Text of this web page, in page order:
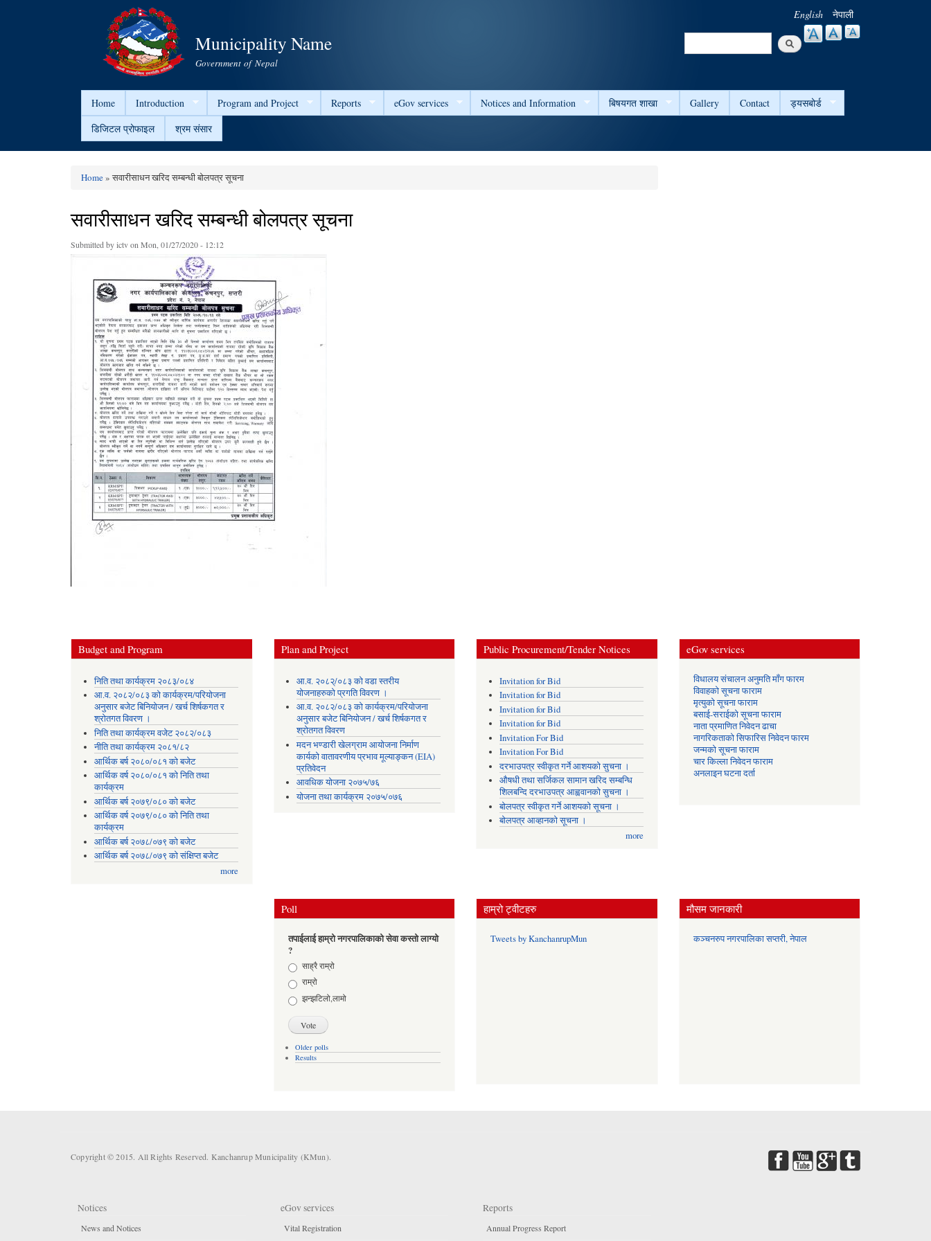
Municipality Name
Government of Nepal
English नेपाली
Search
Home Introduction Program and Project Reports eGov services Notices and Information बिषयगत शाखा Gallery Contact
ड्यसबोर्ड
डिजिटल प्रोफाइल
श्रम संसार
Home» सवारीसाधन खरिद सम्बन्धी बोलपत्र सूचना
सवारीसाधन खरिद सम्बन्धी बोलपत्र सूचना
Submitted byictvon Mon, 01/27/2020 - 12:12
Budget and Program
निति तथा कार्यक्रम २०८३/०८४
आ.व. २०८२/०८३ को कार्यक्रम/परियोजना
अनुसार बजेट बिनियोजन / खर्च शिर्षकगत र
श्रोतगत विवरण ।
निति तथा कार्यक्रम वजेट २०८२/०८३
नीति तथा कार्यक्रम २०८१/८२
आर्थिक बर्ष २०८०/०८१ को बजेट
आर्थिक वर्ष २०८०/०८१ को निति तथा
कार्यक्रम
आर्थिक बर्ष २०७९/०८० को बजेट
आर्थिक वर्ष २०७९/०८० को निति तथा
कार्यक्रम
आर्थिक बर्ष २०७८/०७९ को बजेट
आर्थिक बर्ष २०७८/०७९ को संक्षिप्त बजेट
more
Plan and Project
आ.व. २०८२्/०८३ को वडा स्तरीय
योजनाहरुको प्रगति विवरण ।
आ.व. २०८२/०८३ को कार्यक्रम/परियोजना
अनुसार बजेट बिनियोजन / खर्च शिर्षकगत र
श्रोतगत विवरण
मदन भण्डारी खेलग्राम आयोजना निर्माण
कार्यको वातावरणीय प्रभाव मूल्याङ्कन (EIA)
प्रतिवेदन
आवधिक योजना २०७५/७६
योजना तथा कार्यक्रम २०७५/०७६
Public Procurement/Tender Notices
Invitation for Bid
Invitation for Bid
Invitation for Bid
Invitation for Bid
Invitation For Bid
Invitation For Bid
दरभाउपत्र स्वीकृत गर्ने आशयको सुचना ।
औषधी तथा सर्जिकल सामान खरिद सम्बन्धि
शिलबन्दि दरभाउपत्र आह्ववानको सुचना ।
बोलपत्र स्वीकृत गर्ने आशयको सूचना ।
बोलपत्र आव्हानको सूचना ।
more
eGov services
विधालय संचालन अनुमति माँग फारम
विवाहको सूचना फाराम
मृत्युको सूचना फाराम
बसाई-सराईको सूचना फाराम
नाता प्रमाणित निवेदन ढाचा
नागरिकताको सिफारिस निवेदन फारम
जन्मको सूचना फाराम
चार किल्ला निवेदन फाराम
अनलाइन घटना दर्ता
Poll
तपाईलाई हाम्रो नगरपालिकाको सेवा कस्तो लाग्यो
?
Choicesसाह्रै राम्रो
राम्रो
झन्झटिलो,लामो
Older polls
Results
हाम्रो ट्वीटहरु
Tweets by KanchanrupMun
मौसम जानकारी
कञ्चनरुप नगरपालिका सप्तरी, नेपाल
Copyright © 2015. All Rights Reserved. Kanchanrup Municipality (KMun).
Notices
News and Notices
eGov services
Vital Registration
Reports
Annual Progress Report